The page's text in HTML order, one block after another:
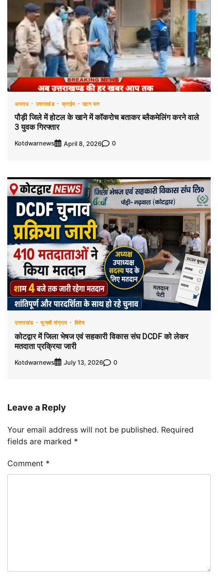
अपराध उत्तराखंड क्राईम खान पान
पौड़ी जिले में होटल के खाने में कॉकरोच बताकर ब्लैकमेलिंग करने वाले
3 युवक गिरफ्तार
Kotdwarnews April 8, 2026 0
उत्तराखंड चुनावी संग्राम विशेष
कोटद्वार में जिला भेषज एवं सहकारी विकास संघ DCDF को लेकर
मतदाता प्रक्रिया जारी
Kotdwarnews July 13, 2026 0
Leave a Reply
Your email address will not be published. Required
fields are marked *
Comment *